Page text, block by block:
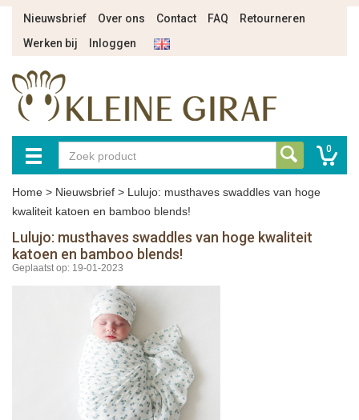
Nieuwsbrief Over ons Contact FAQ
Retourneren
Werken bij
Inloggen
0
Home > Nieuwsbrief > Lulujo: musthaves swaddles van hoge
kwaliteit katoen en bamboo blends!
Lulujo: musthaves swaddles van hoge kwaliteit
katoen en bamboo blends!
Geplaatst op: 19-01-2023